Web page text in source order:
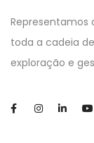
Representamos
toda a cadeia
exploração e